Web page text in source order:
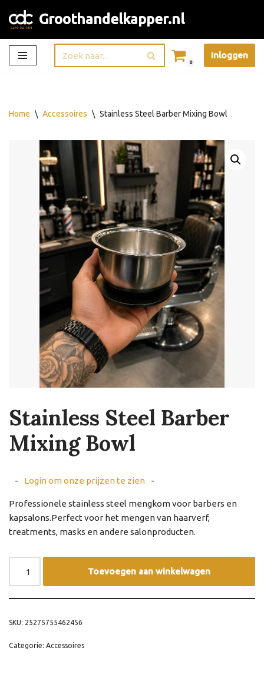
Ga
naar
de
Groothandelkapper.nl
0
Inloggen
Home \ Accessoires \ Stainless Steel Barber Mixing Bowl
Stainless Steel Barber
Mixing Bowl
- Login om onze prijzen te zien -
Professionele stainless steel mengkom voor barbers en
kapsalons.Perfect voor het mengen van haarverf,
treatments, masks en andere salonproducten.
Toevoegen aan winkelwagen
SKU: 25275755462456
Categorie: Accessoires